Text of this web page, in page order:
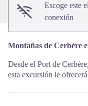
Escoge este
conexión
Montañas de Cerbère
Desde el Port de
esta excursión le